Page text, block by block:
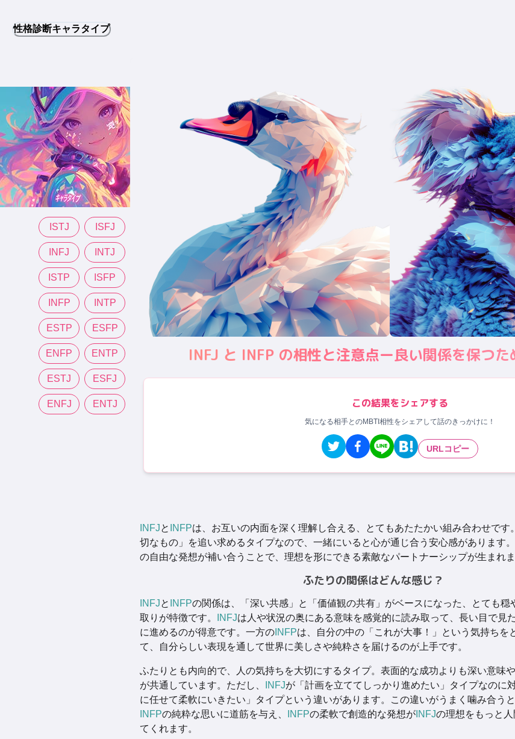
性格診断キャラタイプ
ISTJ ISFJ
INFJ INTJ
ISTP ISFP
INFP INTP
ESTP ESFP
ENFP ENTP
ESTJ ESFJ
ENFJ ENTJ
INFJ と INFP の相性と注意点ー良い関係を保つた
この結果をシェアする
気になる相手とのMBTI相性をシェアして話のきっかけに！
URLコピー
INFJと INFPは、お互いの内面を深く理解し合える、とてもあたたかい組み合わせです
切なもの」を追い求めるタイプなので、一緒にいると心が通じ合う安心感があります。
の自由な発想が補い合うことで、理想を形にできる素敵なパートナーシップが生まれま
ふたりの関係はどんな感じ？
INFJと INFPの関係は、「深い共感」と「価値観の共有」がベースになった、とても穏
取りが特徴です。
INFJは人や状況の奥にある意味を感覚的に読み取って、長い目で見
に進めるのが得意です。一方の INFPは、自分の中の「これが大事！」という気持ちを
て、自分らしい表現を通して世界に美しさや純粋さを届けるのが上手です。
ふたりとも内向的で、人の気持ちを大切にするタイプ。表面的な成功よりも深い意味
が共通しています。ただし、
INFJが「計画を立ててしっかり進めたい」タイプなのに対
に任せて柔軟にいきたい」タイプという違いがあります。この違いがうまく噛み合うと
INFPの純粋な思いに道筋を与え、 INFPの柔軟で創造的な発想が INFJの理想をもっと
てくれます。